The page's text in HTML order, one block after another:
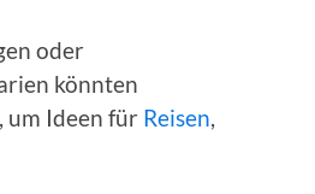
oder
könnten
um Ideen für Reisen